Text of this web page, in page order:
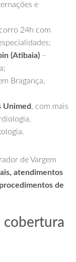
e
24h com
(Atibaia) –
Bragança,
Unimed , com mais
de Vargem
atendimentos
de
cobertura